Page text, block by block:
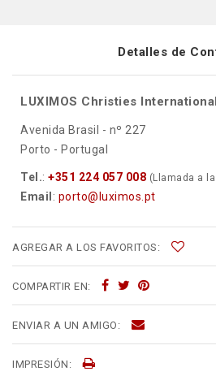
Detalles de
LUXIMOS Christies
Avenida Brasil - nº 227
Porto - Portugal
Tel.: +351 224 057 008 (Llamada a
Email : porto@luximos.pt
AGREGAR A LOS FAVORITOS:
COMPARTIR EN:
ENVIAR A UN AMIGO:
IMPRESIÓN: